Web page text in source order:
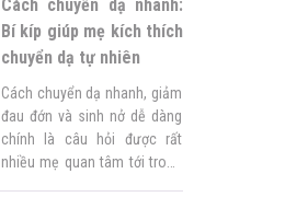
Cách chuyển dạ nhanh:
Bí kíp giúp mẹ kích thích
chuyển dạ tự nhiên
Cách chuyển dạ nhanh, giảm
đau đớn và sinh nở dễ dàng
chính là câu hỏi được rất
nhiều mẹ quan tâm tới trong